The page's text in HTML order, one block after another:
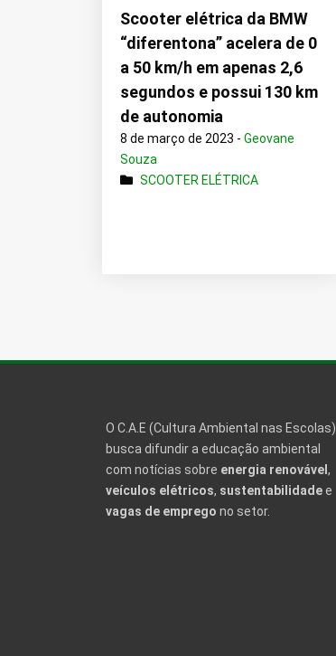
Scooter elétrica da BMW
“diferentona” acelera de 0
a 50 km/h em apenas 2,6
segundos e possui 130 km
de autonomia
8 de março de 2023 -Geovane
Souza
SCOOTER ELÉTRICA
O C.A.E (Cultura Ambiental nas Escolas)
busca difundir a educação ambiental
com notícias sobre energia renovável,
veículos elétricos, sustentabilidadee
vagas de emprego no setor.